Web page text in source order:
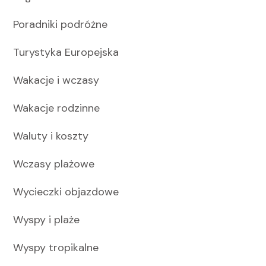
Poradniki podróżne
Turystyka Europejska
Wakacje i wczasy
Wakacje rodzinne
Waluty i koszty
Wczasy plażowe
Wycieczki objazdowe
Wyspy i plaże
Wyspy tropikalne